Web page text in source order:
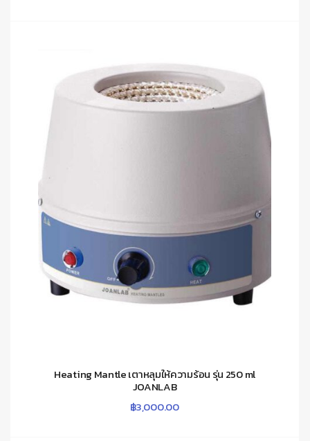
Heating Mantle เตาหลุมให้ความร้อน รุ่น 250 ml
JOANLAB
฿3,000.00